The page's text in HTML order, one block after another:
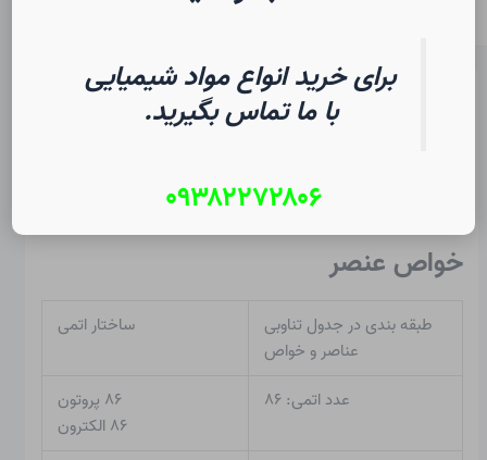
رادون در شیمی | فرهنگ لغت
Christopher J. Ziegler
خواص عنصر
طبقه بندی در جدول تناوبی
عناصر و خواص
ساختار اتمی
عدد اتمی: ۸۶
۸۶ پروتون
۸۶ الکترون
برای خرید انواع مواد شیمیایی
با ما تماس بگیرید.
۰۹۳۸۲۲۷۲۸۰۶